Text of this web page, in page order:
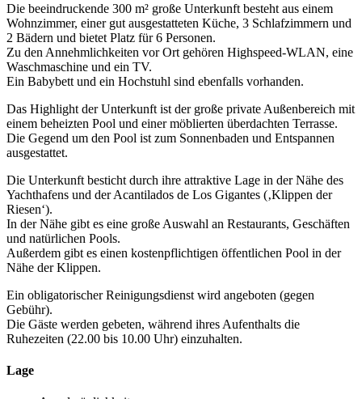
Die beeindruckende 300 m² große Unterkunft besteht aus einem
Wohnzimmer, einer gut ausgestatteten Küche, 3 Schlafzimmern und
2 Bädern und bietet Platz für 6 Personen.
Zu den Annehmlichkeiten vor Ort gehören Highspeed-WLAN, eine
Waschmaschine und ein TV.
Ein Babybett und ein Hochstuhl sind ebenfalls vorhanden.
Das Highlight der Unterkunft ist der große private Außenbereich mit
einem beheizten Pool und einer möblierten überdachten Terrasse.
Die Gegend um den Pool ist zum Sonnenbaden und Entspannen
ausgestattet.
Die Unterkunft besticht durch ihre attraktive Lage in der Nähe des
Yachthafens und der Acantilados de Los Gigantes (‚Klippen der
Riesen‘).
In der Nähe gibt es eine große Auswahl an Restaurants, Geschäften
und natürlichen Pools.
Außerdem gibt es einen kostenpflichtigen öffentlichen Pool in der
Nähe der Klippen.
Ein obligatorischer Reinigungsdienst wird angeboten (gegen
Gebühr).
Die Gäste werden gebeten, während ihres Aufenthalts die
Ruhezeiten (22.00 bis 10.00 Uhr) einzuhalten.
Lage